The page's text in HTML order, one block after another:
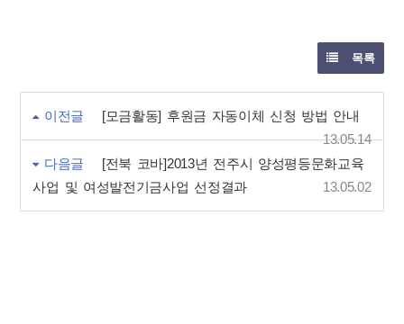
목록
이전글
[모금활동] 후원금 자동이체 신청 방법 안내
13.05.14
다음글
[전북 코바]2013년 전주시 양성평등문화교육
사업 및 여성발전기금사업 선정결과
13.05.02